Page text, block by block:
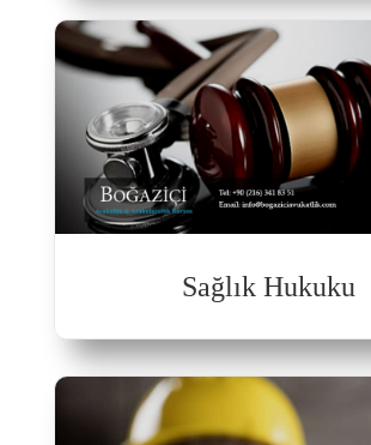
Sağlık Hukuku